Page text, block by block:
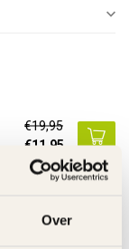
Over
€19,95
€11,95
€59,95